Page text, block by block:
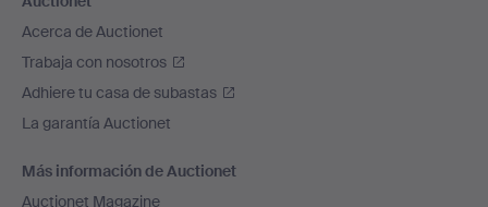
Acerca de Auctionet
Trabaja con nosotros
Adhiere tu casa de subastas
La garantía Auctionet
Más información de Auctionet
Auctionet Magazine